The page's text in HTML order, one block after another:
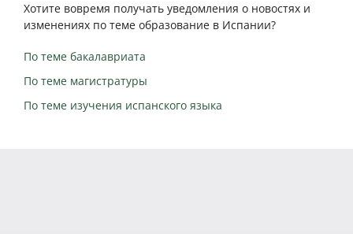
Хотите вовремя получать уведомления о новостях и
изменениях по теме образование в Испании?
По теме бакалавриата
По теме магистратуры
По теме изучения испанского языка